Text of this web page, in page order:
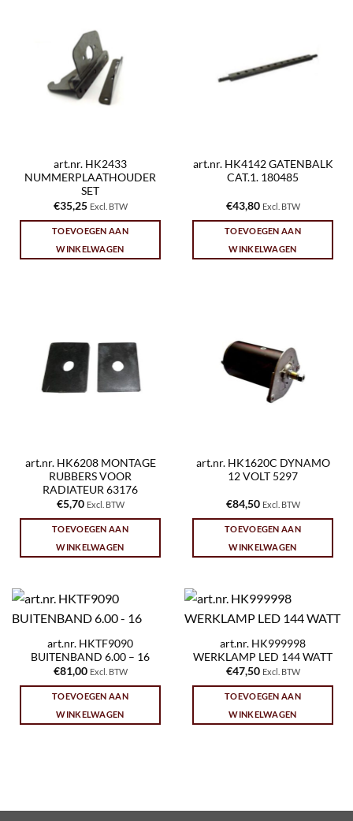
art.nr. HK2433
NUMMERPLAATHOUDER
SET
€35,25 Excl. BTW
TOEVOEGEN AAN
WINKELWAGEN
art.nr. HK4142 GATENBALK
CAT.1. 180485
€43,80 Excl. BTW
TOEVOEGEN AAN
WINKELWAGEN
art.nr. HK6208 MONTAGE
RUBBERS VOOR
RADIATEUR 63176
€5,70 Excl. BTW
TOEVOEGEN AAN
WINKELWAGEN
art.nr. HK1620C DYNAMO
12 VOLT 5297
€84,50 Excl. BTW
TOEVOEGEN AAN
WINKELWAGEN
art.nr. HKTF9090
BUITENBAND 6.00 – 16
€81,00 Excl. BTW
TOEVOEGEN AAN
WINKELWAGEN
art.nr. HK999998
WERKLAMP LED 144 WATT
€47,50 Excl. BTW
TOEVOEGEN AAN
WINKELWAGEN